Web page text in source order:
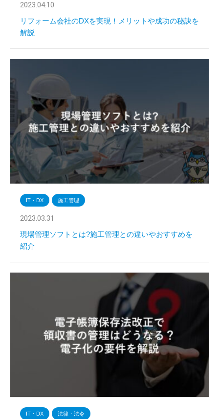
2023.04.10
リフォーム会社のDXを実現！メリットや成功の秘訣を
解説
IT・DX 施工管理
2023.03.31
現場管理ソフトとは?施工管理との違いやおすすめを
紹介
IT・DX 法律・法令